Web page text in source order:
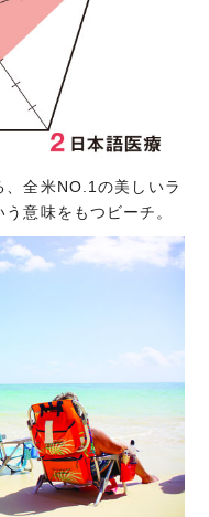
、全米NO.1の美しいラ
意味をもつビーチ。